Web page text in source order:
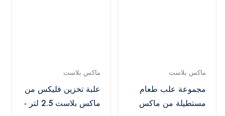
ماكس بلاست
مجموعة علب طعام
مستطيلة من ماكس
ماكس بلاست
علبة تخزين فليكس من
ماكس بلاست 2.5 لتر -